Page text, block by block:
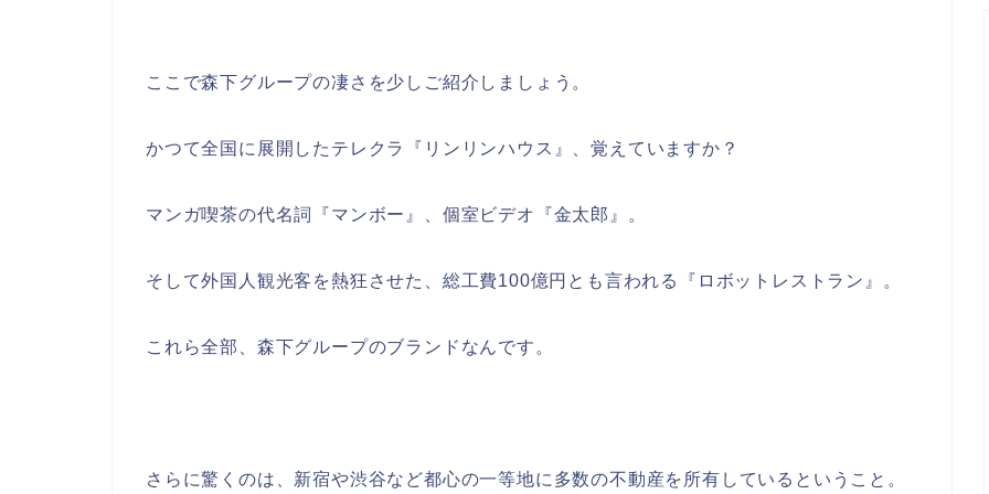
ここで森下グループの凄さを少しご紹介しましょう。
かつて全国に展開したテレクラ『リンリンハウス』、覚えていますか？
マンガ喫茶の代名詞『マンボー』、個室ビデオ『金太郎』。
そして外国人観光客を熱狂させた、総工費100億円とも言われる『ロボットレストラン』。
これら全部、森下グループのブランドなんです。
さらに驚くのは、新宿や渋谷など都心の一等地に多数の不動産を所有しているということ。